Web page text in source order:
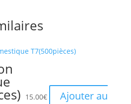
15.00€
Ajouter au